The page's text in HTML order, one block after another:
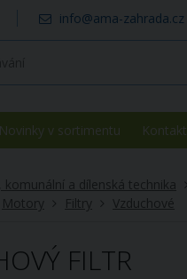
info@ama-zahrada.cz
Novinky v sortimentu Kontakt
komunální a dílenská technika
Motory Filtry Vzduchové
FILTR